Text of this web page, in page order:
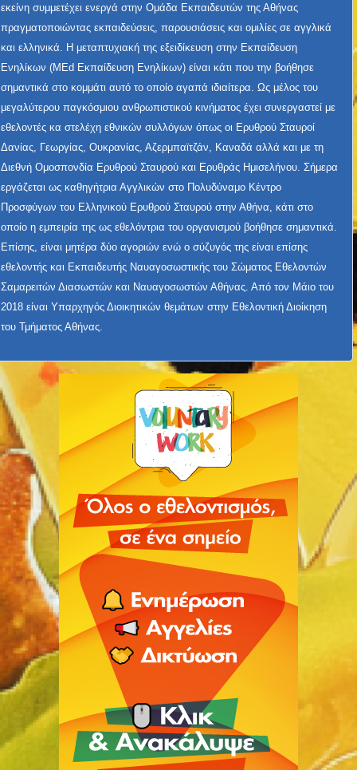
εκείνη συμμετέχει ενεργά στην Ομάδα Εκπαιδευτών της Αθήνας
πραγματοποιώντας εκπαιδεύσεις, παρουσιάσεις και ομιλίες σε αγγλικά
και ελληνικά. Η μεταπτυχιακή της εξειδίκευση στην Εκπαίδευση
Ενηλίκων (MEd Εκπαίδευση Ενηλίκων) είναι κάτι που την βοήθησε
σημαντικά στο κομμάτι αυτό το οποίο αγαπά ιδιαίτερα. Ως μέλος του
μεγαλύτερου παγκόσμιου ανθρωπιστικού κινήματος έχει συνεργαστεί με
εθελοντές κα στελέχη εθνικών συλλόγων όπως οι Ερυθρού Σταυροί
Δανίας, Γεωργίας, Ουκρανίας, Αζερμπαϊτζάν, Καναδά αλλά και με τη
Διεθνή Ομοσπονδία Ερυθρού Σταυρού και Ερυθράς Ημισελήνου. Σήμερα
εργάζεται ως καθηγήτρια Αγγλικών στο Πολυδύναμο Κέντρο
Προσφύγων του Ελληνικού Ερυθρού Σταυρού στην Αθήνα, κάτι στο
οποίο η εμπειρία της ως εθελόντρια του οργανισμού βοήθησε σημαντικά.
Επίσης, είναι μητέρα δύο αγοριών ενώ ο σύζυγός της είναι επίσης
εθελοντής και Εκπαιδευτής Ναυαγοσωστικής του Σώματος Εθελοντών
Σαμαρειτών Διασωστών και Ναυαγοσωστών Αθήνας. Από τον Μάιο του
2018 είναι Υπαρχηγός Διοικητικών θεμάτων στην Εθελοντική Διοίκηση
του Τμήματος Αθήνας.